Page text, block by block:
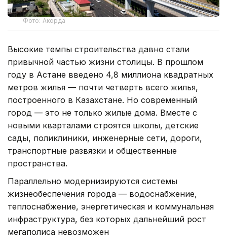
Фото: Акорда
Высокие темпы строительства давно стали
привычной частью жизни столицы. В прошлом
году в Астане введено 4,8 миллиона квадратных
метров жилья — почти четверть всего жилья,
построенного в Казахстане. Но современный
город — это не только жилые дома. Вместе с
новыми кварталами строятся школы, детские
сады, поликлиники, инженерные сети, дороги,
транспортные развязки и общественные
пространства.
Параллельно модернизируются системы
жизнеобеспечения города — водоснабжение,
теплоснабжение, энергетическая и коммунальная
инфраструктура, без которых дальнейший рост
мегаполиса невозможен